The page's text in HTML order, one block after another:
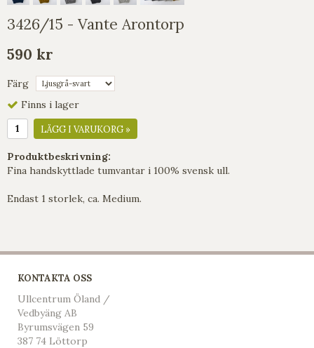
3426/15 - Vante Arontorp
590 kr
Färg
Finns i lager
LÄGG I VARUKORG »
Produktbeskrivning:
Fina handskyttlade tumvantar i 100% svensk ull.
Endast 1 storlek, ca. Medium.
KONTAKTA OSS
Ullcentrum Öland /
Vedbyäng AB
Byrumsvägen 59
387 74 Löttorp